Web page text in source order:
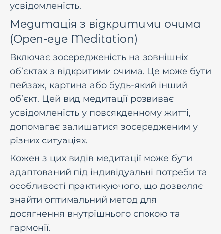
усвідомленість.
Медитація з відкритими очима
(Open-eye Meditation)
Включає зосередженість на зовнішніх
об’єктах з відкритими очима. Це може бути
пейзаж, картина або будь-який інший
об’єкт. Цей вид медитації розвиває
усвідомленість у повсякденному житті,
допомагає залишатися зосередженим у
різних ситуаціях.
Кожен з цих видів медитації може бути
адаптований під індивідуальні потреби та
особливості практикуючого, що дозволяє
знайти оптимальний метод для
досягнення внутрішнього спокою та
гармонії.